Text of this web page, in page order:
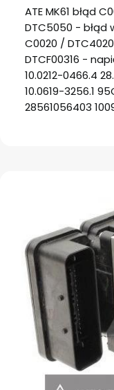
ATE MK61 błąd
DTC5050 - błąd
C0020 /
DTCF00316 -
10.0212-0466.4
10.0619-3256.1
28561056403